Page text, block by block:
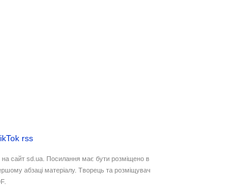
rss
на сайт sd.ua. Посилання має бути розміщено в
абзаці матеріалу. Творець та розміщувач